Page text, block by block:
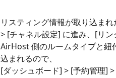
リスティング情報が取り込ま
> [チャネル設定] に進み、[リ
AirHost 側のルームタイプと紐
込まれるので、
[ダッシュボード] > [予約管理]